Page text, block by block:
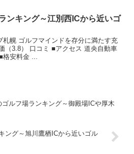
ンキング～江別西ICから近いゴ
満たす充
江別西ICから20km以内 ■格安料金 ...
ルフ場ランキング～御殿場ICや厚木
ング～旭川鷹栖ICから近いゴル